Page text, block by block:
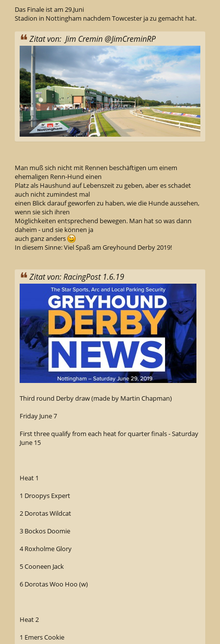
Das Finale ist am 29.Juni
Stadion in Nottingham nachdem Towcester ja zu gemacht hat.
Zitat von: Jim Cremin‏ @JimCreminRP
Man muß sich nicht mit Rennen beschäftigen um einem
ehemaligen Renn-Hund einen
Platz als Haushund auf Lebenszeit zu geben, aber es schadet
auch nicht zumindest mal
einen Blick darauf geworfen zu haben, wie die Hunde aussehen,
wenn sie sich ihren
Möglichkeiten entsprechend bewegen. Man hat so was dann
daheim - und sie können ja
auch ganz anders
In diesem Sinne: Viel Spaß am Greyhound Derby 2019!
Zitat von: RacingPost 1.6.19
Third round Derby draw (made by Martin Chapman)
Friday June 7
First three qualify from each heat for quarter finals - Saturday
June 15
Heat 1
1 Droopys Expert
2 Dorotas Wildcat
3 Bockos Doomie
4 Roxholme Glory
5 Cooneen Jack
6 Dorotas Woo Hoo (w)
Heat 2
1 Emers Cookie